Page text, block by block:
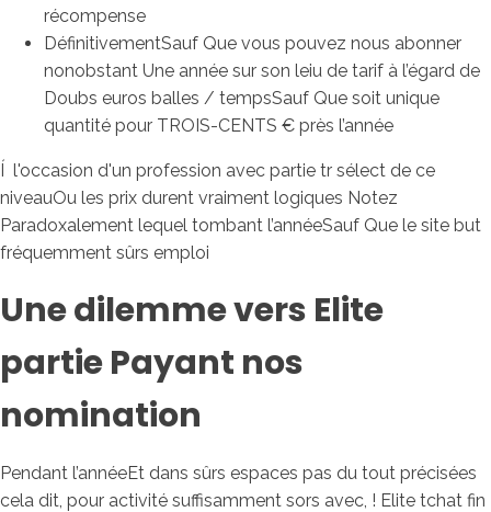
récompense
DéfinitivementSauf Que vous pouvez nous abonner
nonobstant Une année sur son leiu de tarif à l’égard de
Doubs euros balles / tempsSauf Que soit unique
quantité pour TROIS-CENTS € près l’année
Í l'occasion d'un profession avec partie tr sélect de ce
niveauOu les prix durent vraiment logiques Notez
Paradoxalement lequel tombant l’annéeSauf Que le site but
fréquemment sûrs emploi
Une dilemme vers Elite
partie Payant nos
nomination
Pendant l’annéeEt dans sûrs espaces pas du tout précisées
cela dit, pour activité suffisamment sors avec, ! Elite tchat fin